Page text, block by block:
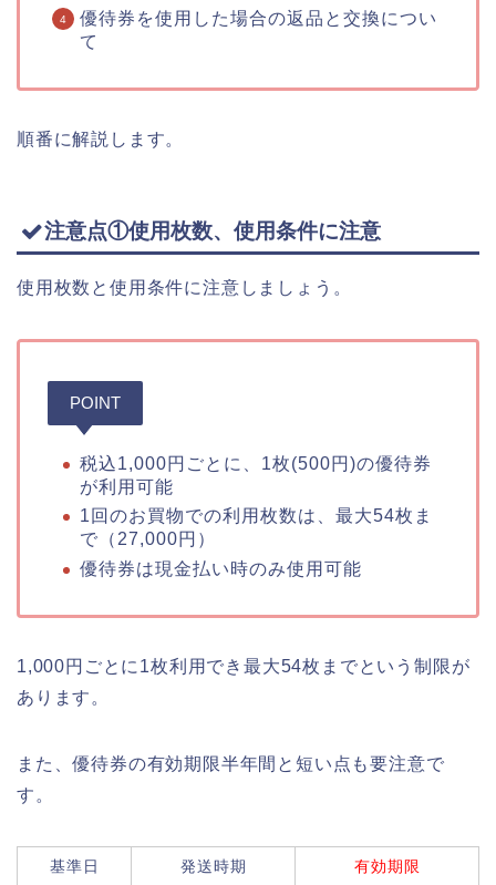
優待券を使用した場合の返品と交換につい
て
順番に解説します。
注意点①使用枚数、使用条件に注意
使用枚数と使用条件に注意しましょう。
POINT
税込1,000円ごとに、1枚(500円)の優待券
が利用可能
1回のお買物での利用枚数は、最大54枚ま
で（27,000円）
優待券は現金払い時のみ使用可能
1,000円ごとに1枚利用でき最大54枚までという制限が
あります。
また、優待券の有効期限半年間と短い点も要注意で
す。
基準日 発送時期 有効期限